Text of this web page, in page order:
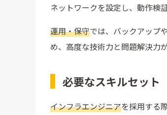
ネットワークを設定し、動作検
運用・保守では、バックアップ
め、高度な技術力と問題解決力
必要なスキルセット
インフラエンジニアを採用する